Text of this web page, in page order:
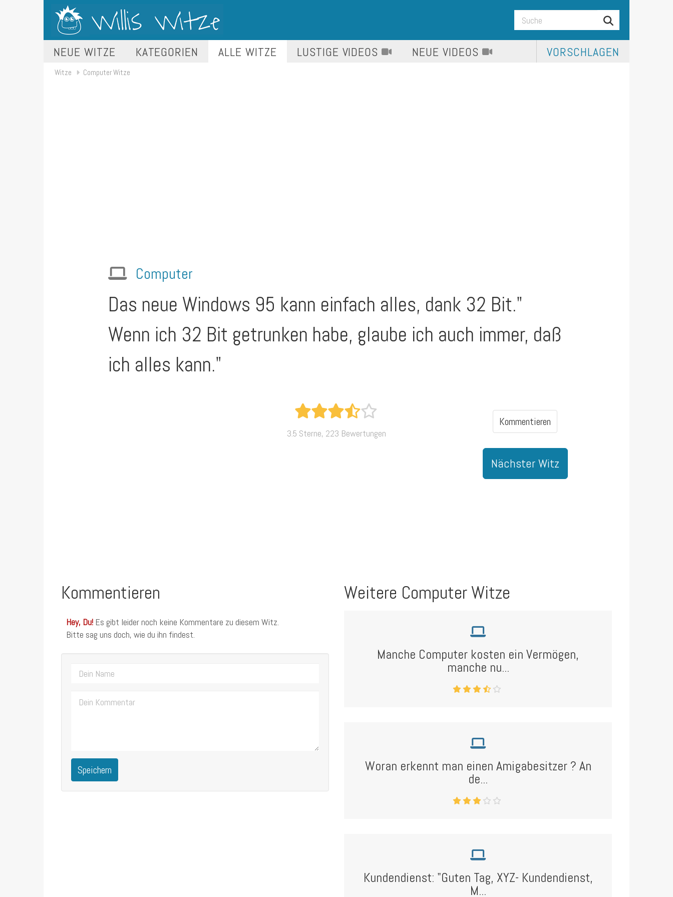
NEUE WITZE KATEGORIEN ALLE WITZE LUSTIGE VIDEOS NEUE VIDEOS VORSCHLAGEN
Witze Computer Witze
Computer
Das neue Windows 95 kann einfach alles, dank 32 Bit."
Wenn ich 32 Bit getrunken habe, glaube ich auch immer, daß
ich alles kann."
3.5 Sterne, 223 Bewertungen
Kommentieren
Nächster Witz
Kommentieren
Hey, Du! Es gibt leider noch keine Kommentare zu diesem Witz.
Bitte sag uns doch, wie du ihn findest.
Speichern
Weitere Computer Witze
Manche Computer kosten ein Vermögen,
manche nu...
Woran erkennt man einen Amigabesitzer ? An
de...
Kundendienst: "Guten Tag, XYZ- Kundendienst,
M...